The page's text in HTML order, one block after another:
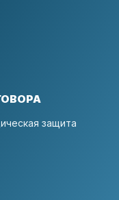
защита